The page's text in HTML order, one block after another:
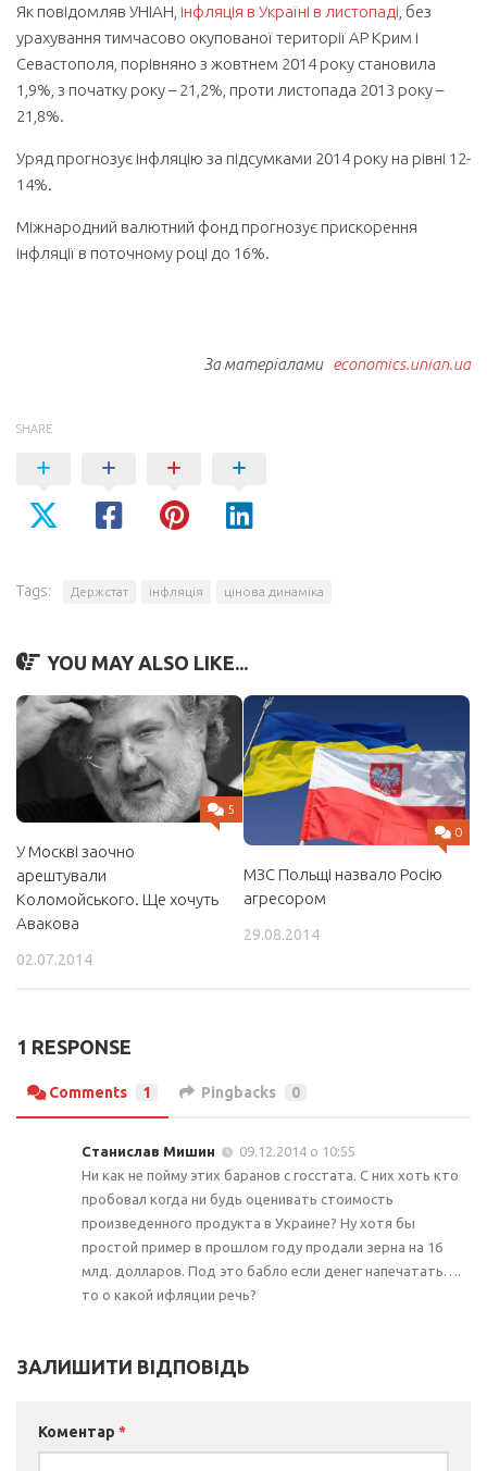
Як повідомляв УНІАН, інфляція в Україні в листопаді , без
урахування тимчасово окупованої території АР Крим і
Севастополя, порівняно з жовтнем 2014 року становила
1,9%, з початку року – 21,2%, проти листопада 2013 року –
21,8%.
Уряд прогнозує інфляцію за підсумками 2014 року на рівні 12-
14%.
Міжнародний валютний фонд прогнозує прискорення
інфляції в поточному році до 16%.
За матеріалами economics.unian.ua
SHARE
Tags: Держстат інфляція цінова динаміка
YOU MAY ALSO LIKE...
5
У Москві заочно
арештували
Коломойського. Ще хочуть
Авакова
02.07.2014
0
МЗС Польщі назвало Росію
агресором
29.08.2014
1 RESPONSE
Comments 1 Pingbacks 0
Станислав Мишин
09.12.2014 о 10:55
Ни как не пойму этих баранов с госстата. С них хоть кто
пробовал когда ни будь оценивать стоимость
произведенного продукта в Украине? Ну хотя бы
простой пример в прошлом году продали зерна на 16
млд. долларов. Под это бабло если денег напечатать….
то о какой ифляции речь?
ЗАЛИШИТИ ВІДПОВІДЬ
Коментар *